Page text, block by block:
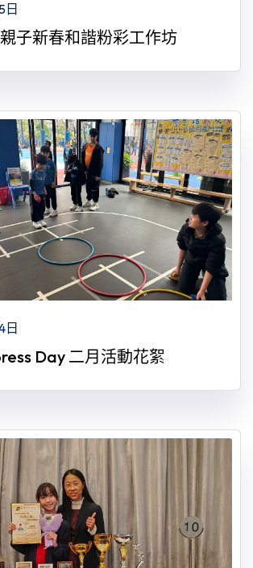
子新春和諧粉彩工作坊
Day 二月活動花絮